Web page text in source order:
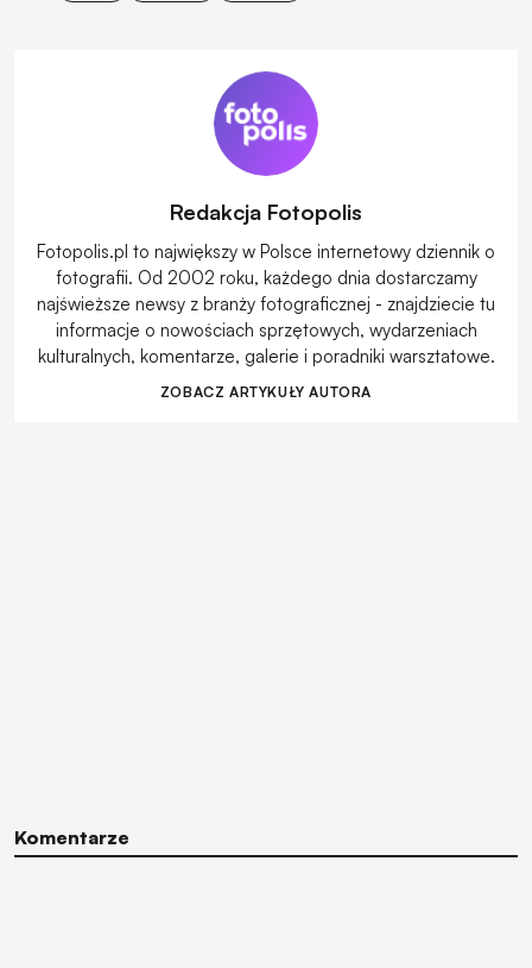
Redakcja Fotopolis
Fotopolis.pl to największy w Polsce internetowy dziennik o
fotografii. Od 2002 roku, każdego dnia dostarczamy
najświeższe newsy z branży fotograficznej - znajdziecie tu
informacje o nowościach sprzętowych, wydarzeniach
kulturalnych, komentarze, galerie i poradniki warsztatowe.
ZOBACZ ARTYKUŁY AUTORA
Komentarze